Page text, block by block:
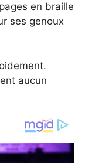
en braille
ses genoux
aucun